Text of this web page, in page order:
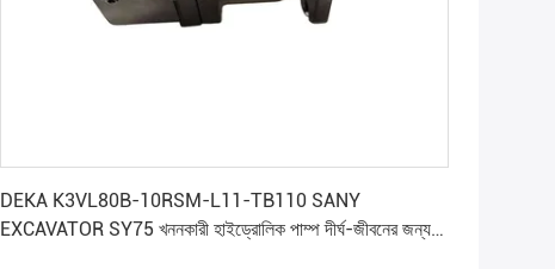
DEKA K3VL80B-10RSM-L11-TB110 SANY
EXCAVATOR SY75 খননকারী হাইড্রোলিক পাম্প দীর্ঘ-জীবনের জন্য